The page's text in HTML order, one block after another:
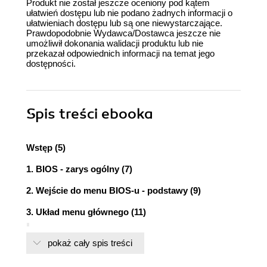
Produkt nie został jeszcze oceniony pod kątem
ułatwień dostępu lub nie podano żadnych informacji o
ułatwieniach dostępu lub są one niewystarczające.
Prawdopodobnie Wydawca/Dostawca jeszcze nie
umożliwił dokonania walidacji produktu lub nie
przekazał odpowiednich informacji na temat jego
dostępności.
Spis treści ebooka
Wstęp (5)
1. BIOS - zarys ogólny (7)
2. Wejście do menu BIOS-u - podstawy (9)
3. Układ menu głównego (11)
niezależnie od jego producenta (11)
pokaż cały spis treści